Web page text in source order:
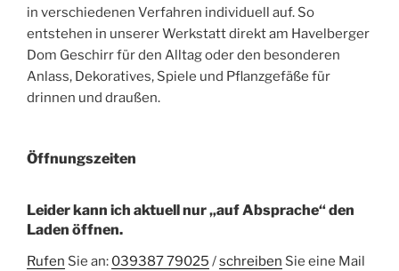
in verschiedenen Verfahren individuell auf. So
entstehen in unserer Werkstatt direkt am Havelberger
Dom Geschirr für den Alltag oder den besonderen
Anlass, Dekoratives, Spiele und Pflanzgefäße für
drinnen und draußen.
Öffnungszeiten
Leider kann ich aktuell nur „auf Absprache“ den
Laden öffnen.
Rufen Sie an: 039387 79025 /schreiben Sie eine Mail